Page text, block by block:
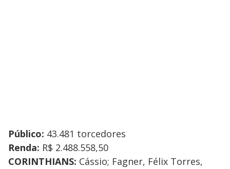
Público: 43.481 torcedores
Renda: R$ 2.488.558,50
CORINTHIANS: Cássio; Fagner, Félix Torres,